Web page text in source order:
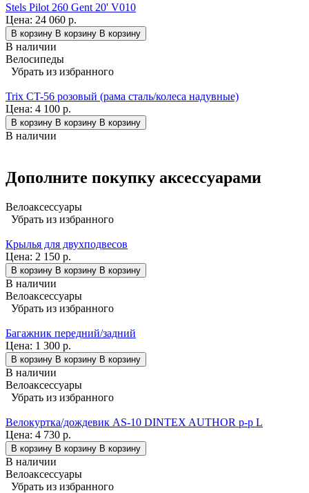
Stels Pilot 260 Gent 20' V010
Цена: 24 060 р.
В корзину В корзину В корзину
В наличии
Велосипеды
Убрать из избранного
Trix CT-56 розовый (рама сталь/колеса надувные)
Цена: 4 100 р.
В корзину В корзину В корзину
В наличии
Дополните покупку аксессуарами
Велоаксессуары
Убрать из избранного
Крылья для двухподвесов
Цена: 2 150 р.
В корзину В корзину В корзину
В наличии
Велоаксессуары
Убрать из избранного
Багажник передний/задний
Цена: 1 300 р.
В корзину В корзину В корзину
В наличии
Велоаксессуары
Убрать из избранного
Велокуртка/дождевик AS-10 DINTEX AUTHOR р-р L
Цена: 4 730 р.
В корзину В корзину В корзину
В наличии
Велоаксессуары
Убрать из избранного